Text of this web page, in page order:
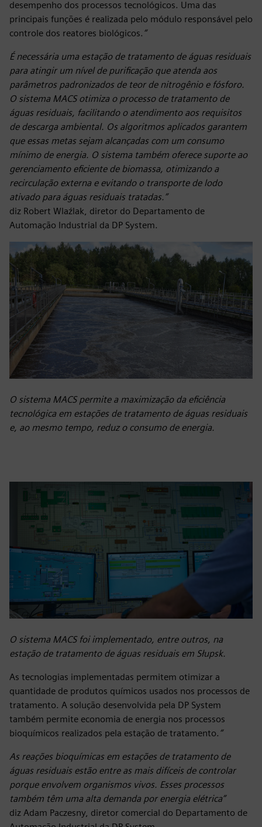
desempenho dos processos tecnológicos. Uma das
principais funções é realizada pelo módulo responsável pelo
controle dos reatores biológicos. “
É necessária uma estação de tratamento de águas residuais
para atingir um nível de purificação que atenda aos
parâmetros padronizados de teor de nitrogênio e fósforo.
O sistema MACS otimiza o processo de tratamento de
águas residuais, facilitando o atendimento aos requisitos
de descarga ambiental. Os algoritmos aplicados garantem
que essas metas sejam alcançadas com um consumo
mínimo de energia. O sistema também oferece suporte ao
gerenciamento eficiente de biomassa, otimizando a
recirculação externa e evitando o transporte de lodo
ativado para águas residuais tratadas.”
diz Robert Wlaźlak, diretor do Departamento de
Automação Industrial da DP System.
O sistema MACS permite a maximização da eficiência
tecnológica em estações de tratamento de águas residuais
e, ao mesmo tempo, reduz o consumo de energia.
O sistema MACS foi implementado, entre outros, na
estação de tratamento de águas residuais em Słupsk.
As tecnologias implementadas permitem otimizar a
quantidade de produtos químicos usados nos processos de
tratamento. A solução desenvolvida pela DP System
também permite economia de energia nos processos
bioquímicos realizados pela estação de tratamento. “
As reações bioquímicas em estações de tratamento de
águas residuais estão entre as mais difíceis de controlar
porque envolvem organismos vivos. Esses processos
também têm uma alta demanda por energia elétrica”
diz Adam Paczesny, diretor comercial do Departamento de